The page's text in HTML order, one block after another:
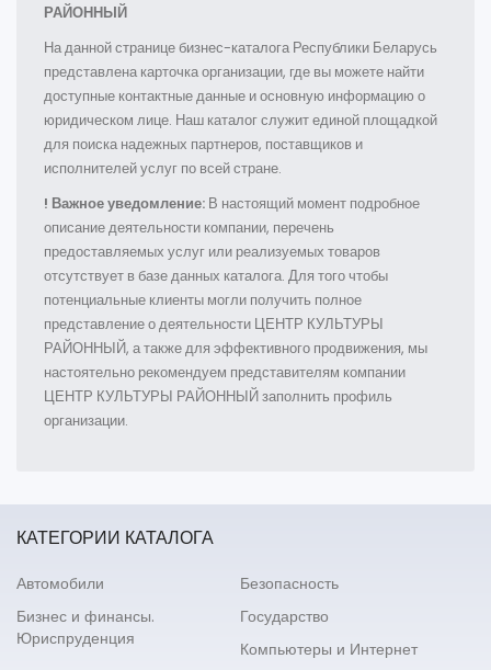
РАЙОННЫЙ
На данной странице бизнес-каталога Республики Беларусь
представлена карточка организации, где вы можете найти
доступные контактные данные и основную информацию о
юридическом лице. Наш каталог служит единой площадкой
для поиска надежных партнеров, поставщиков и
исполнителей услуг по всей стране.
! Важное уведомление: В настоящий момент подробное
описание деятельности компании, перечень
предоставляемых услуг или реализуемых товаров
отсутствует в базе данных каталога. Для того чтобы
потенциальные клиенты могли получить полное
представление о деятельности ЦЕНТР КУЛЬТУРЫ
РАЙОННЫЙ, а также для эффективного продвижения, мы
настоятельно рекомендуем представителям компании
ЦЕНТР КУЛЬТУРЫ РАЙОННЫЙ заполнить профиль
организации.
КАТЕГОРИИ КАТАЛОГА
Автомобили
Безопасность
Бизнес и финансы.
Юриспруденция
Государство
Компьютеры и Интернет